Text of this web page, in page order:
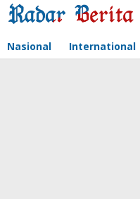
Lewati
ke
Nasional International